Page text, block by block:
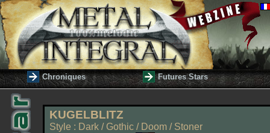
Chroniques Futures Stars
KUGELBLITZ
Style : Dark / Gothic / Doom / Stoner